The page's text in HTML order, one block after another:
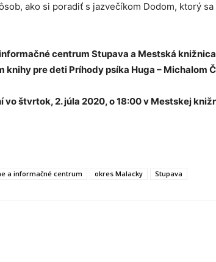
ako si poradiť s jazvečíkom Dodom, ktorý
centrum Stupava a Mestská
knihy pre deti Príhody psíka Huga – Michalom
vo štvrtok, 2. júla 2020, o 18:00 v Mestskej
a informačné centrum okres Malacky Stupava